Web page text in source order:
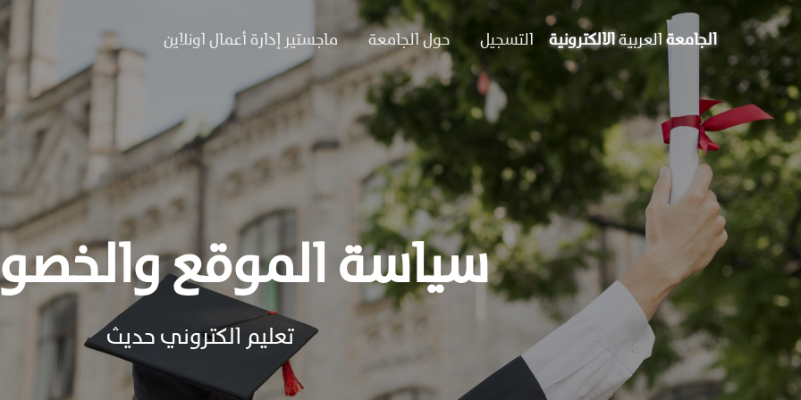
الجامعةالعربيةالالكترونية التسجيل حول الجامعة ماجستير إدارة أعمال اونلاين
سياسة الموقع
تعليم الكتروني حديث